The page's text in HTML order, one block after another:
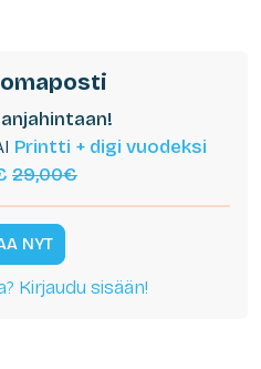
Printti + digi vuodeksi
29,00€
NYT
Kirjaudu sisään!